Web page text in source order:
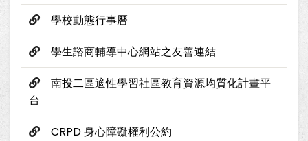
學校動態行事曆
學生諮商輔導中心網站之友善連結
南投二區適性學習社區教育資源均質化計畫平
台
CRPD 身心障礙權利公約